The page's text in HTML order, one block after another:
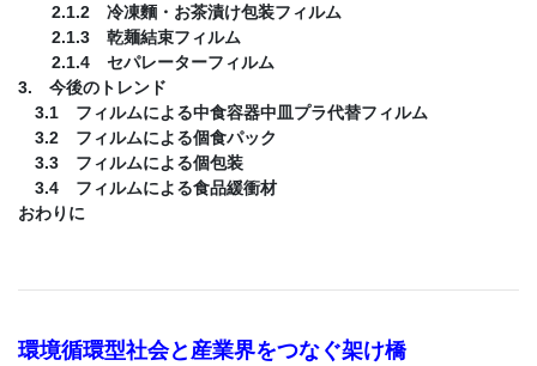
2.1.2 冷凍麵・お茶漬け包装フィルム
2.1.3 乾麺結束フィルム
2.1.4 セパレーターフィルム
3. 今後のトレンド
3.1 フィルムによる中食容器中皿プラ代替フィルム
3.2 フィルムによる個食パック
3.3 フィルムによる個包装
3.4 フィルムによる食品緩衝材
おわりに
環境循環型社会と産業界をつなぐ架け橋